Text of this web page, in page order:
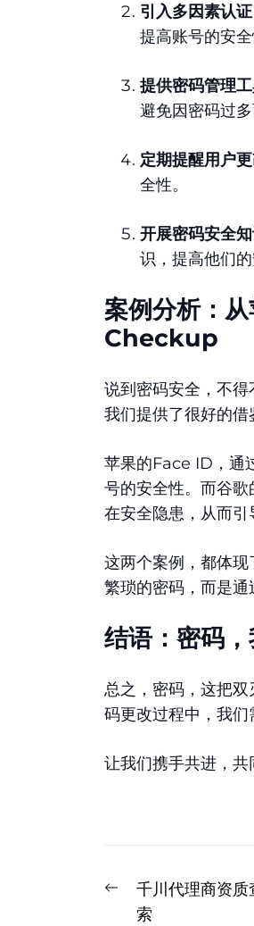
引入多因素认证
提高账号的安全
提供密码管理
避免因密码过多
定期提醒用户
全性。
开展密码安全
识，提高他们的
案例分析：
Checkup
说到密码安全，不
我们提供了很好的借
苹果的Face ID，通
号的安全性。而谷
在安全隐患，从而引
这两个案例，都体
繁琐的密码，而是通
结语：密码
总之，密码，这把
码更改过程中，我们
让我们携手共进，共
文
Previous
post:
千川代理商资
索